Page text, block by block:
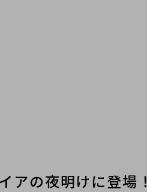
アの夜明けに登場！